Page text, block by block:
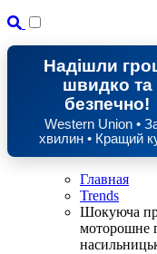
Надішли
швидко та
безпечно!
Western Union •
хвилин • Кращий
Главная
Trends
Шокуюча
моторошне